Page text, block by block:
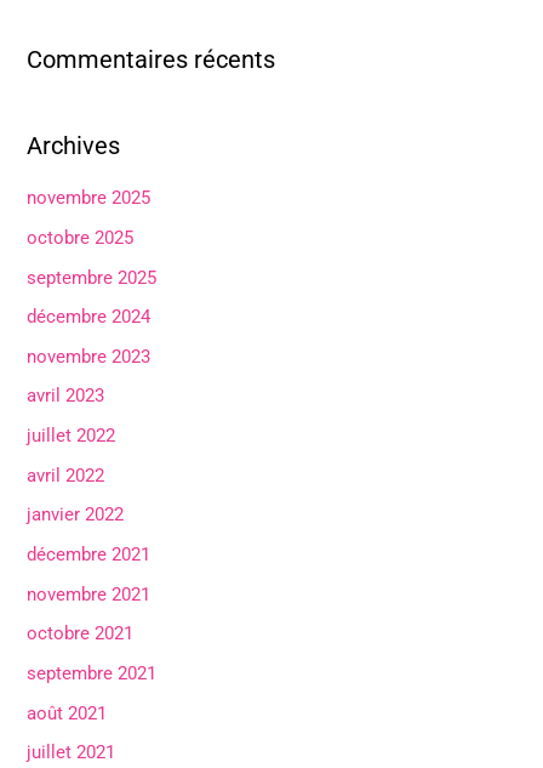
Commentaires récents
Archives
novembre 2025
octobre 2025
septembre 2025
décembre 2024
novembre 2023
avril 2023
juillet 2022
avril 2022
janvier 2022
décembre 2021
novembre 2021
octobre 2021
septembre 2021
août 2021
juillet 2021